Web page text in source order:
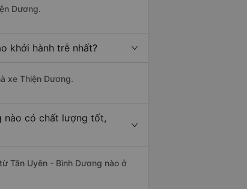
Dương.
khởi hành trễ nhất?
xe Thiện Dương.
nào có chất lượng tốt,
Tân Uyên - Bình Dương nào ở